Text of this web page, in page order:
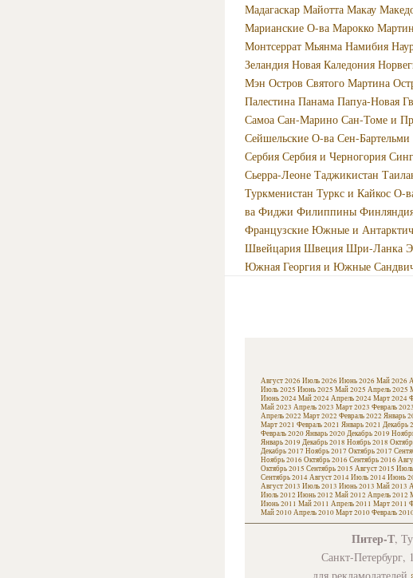
Мадагаскар Майотта Макау
Марианские О-ва Марокко
Монтсеррат Мьянма Намибия
Зеландия Новая Каледония
Мэн Остров Святого Мартина
Палестина Панама Папуа-Новая
Самоа Сан-Марино Сан-Томе и
Сейшельские О-ва Сен-Бартельми
Сербия Сербия и Черногория
Сьерра-Леоне Таджикистан
Туркменистан Туркс и Кайкос О-
ва Фиджи Филиппины
Французские Южные и
Швейцария Швеция Шри-Ланка
Южная Георгия и Южные
Август 2026 Июль 2026 Июнь 2026 Май 2026
Июль 2025 Июнь 2025 Май 2025 Апрель 2025
Июнь 2024Май 2024Апрель 2024Март 2024
Май 2023 Апрель 2023 Март 2023 Февраль 2023
Апрель 2022 Март 2022 Февраль 2022 Январь
Март 2021 Февраль 2021 Январь 2021 Декабрь
Февраль 2020Январь 2020Декабрь 2019
Январь 2019 Декабрь 2018 Ноябрь 2018
Декабрь 2017 Ноябрь 2017 Октябрь 2017
Ноябрь 2016 Октябрь 2016 Сентябрь 2016
Октябрь 2015 Сентябрь 2015 Август 2015
Сентябрь 2014Август 2014Июль 2014Июнь
Август 2013 Июль 2013 Июнь 2013 Май 2013
Июль 2012 Июнь 2012 Май 2012 Апрель 2012
Июнь 2011 Май 2011 Апрель 2011 Март 2011
Май 2010Апрель 2010Март 2010Февраль
Питер-Т,
Санкт-
для рекламодателей